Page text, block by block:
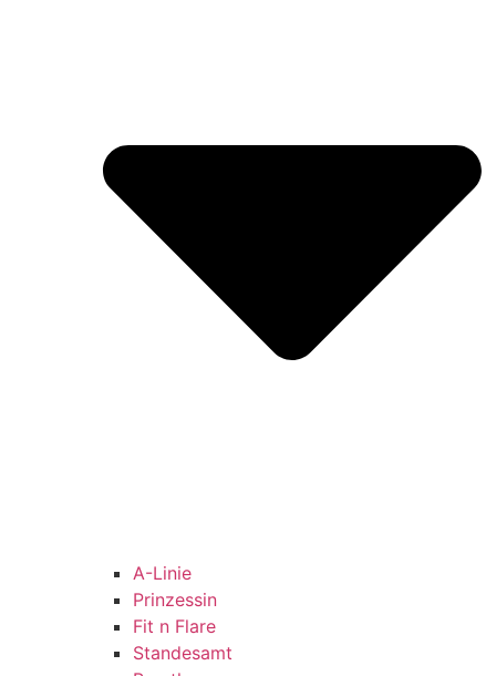
A-Linie
Prinzessin
Fit n Flare
Standesamt